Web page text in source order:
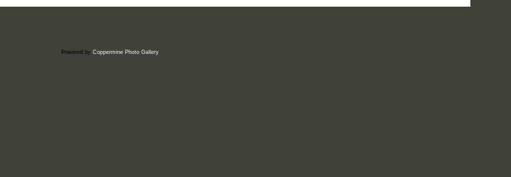
Powered by Coppermine Photo Gallery